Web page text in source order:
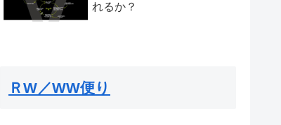
れるか？
ＲW／WW便り